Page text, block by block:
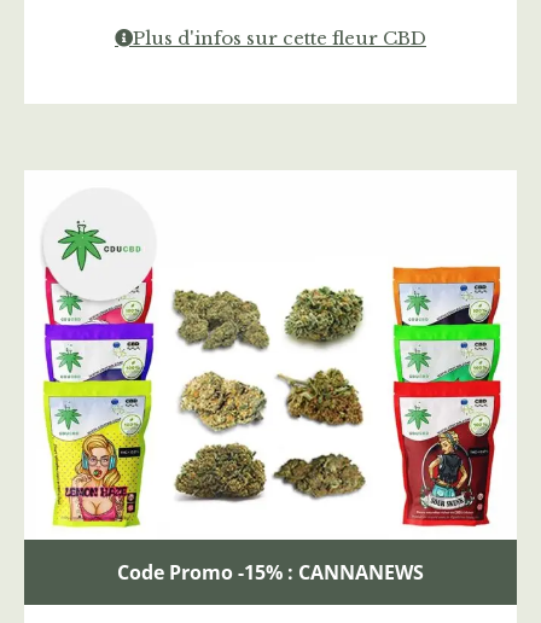
Plus d'infos sur cette fleur CBD
Code Promo -15% : CANNANEWS